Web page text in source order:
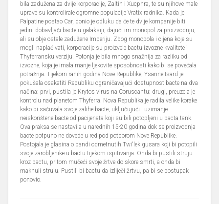
bila zadužena za dvije korporacije, Zaltin i Xucphra, te su njihove male
uprave su kontrolirale ogromne populacije Vratix radnika. Kada je
Palpatine postao Car, donio je odluku da će te dvije kompanije biti
jedini dobavljači bacte u galaksiji, dajući im monopol za proizvodnju,
ali su obje ostale zadužene Imperiju. Zbog monopola i cijena koje su
mogli naplaćivati, korporacije su proizvele bactu izvozne kvalitete i
Thyferransku verziju. Potonja je bila mnogo snažnija za razliku od
izvozne, koja je imala manje ljekovite sposobnosti kako bi se povećala
potražnja. Tijekom ranih godina Nove Republike, Ysanne Isard je
pokušala osakatiti Republiku ograničavajući dostupnost bacte na dva
načina: prvi, pustila je Krytos virus na Coruscantu; drugi, preuzela je
kontrolu nad planetom Thyferra. Nova Republika je radila velike korake
kako bi sačuvala svoje zalihe bacte, uključujući i uzimanje
neiskorištene bacte od pacijenata koji su bili potopljeni u bacta tank.
Ova praksa se nastavila u narednih 15-20 godina dok se proizvodnja
bacte potpuno ne dovede u red pod potporom Nove Republike.
Postojala je glasina o bandi odmetnutih Twi'lek gusara koji bi potopili
svoje zarobljenike u bactu tijekom ispitivanja. Onda bi pustili struju
kroz bactu, pritom mučeći svoje žrtve do skore smrti, a onda bi
maknuli struju. Pustili bi bactu da izliječi žrtvu, pa bi se postupak
ponovio.